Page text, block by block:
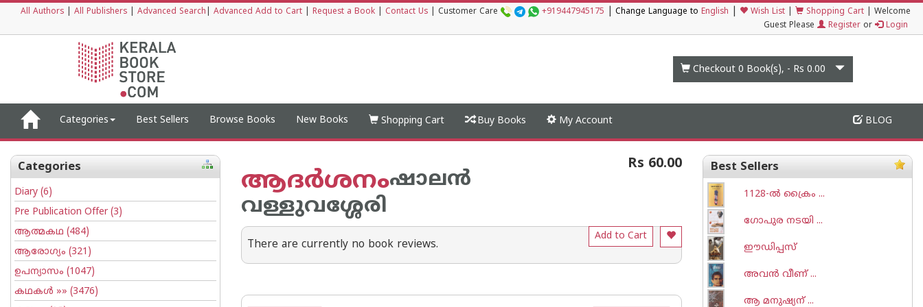
All Authors All Publishers Advanced Search Advanced Add to Cart Request a Book Contact Us Customer Care +919447945175 Change Language to English Wish List Shopping Cart
Welcome
Guest Please
Register or Login
Checkout 0 Book(s), - Rs 0.00
Categories Best Sellers Browse Books New Books Shopping Cart Buy Books My Account BLOG
Categories
Diary (6)
Pre Publication Offer(3)
ആത്മകഥ (484)
ആരോഗ്യം (321)
ഉപന്യാസം (1047)
കഥകള്‍ »» (3476)
ആദര്‍ശനംഷാലന്‍
വള്ളുവശ്ശേരി
Rs 60.00
Add to Cart
There are currently no book reviews.
Best Sellers
1128-ല്‍ ക്രൈം ...
ഗോപുര നടയി ...
ഈഡിപ്പസ്
അവന്‍ വീണ് ...
ആ മനുഷ്യന് ...